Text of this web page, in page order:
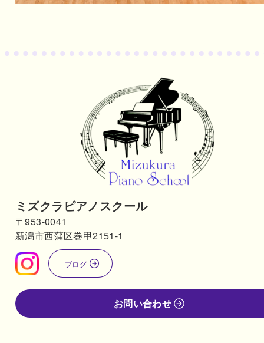
ミズクラピアノスクール
〒953-0041
新潟市西蒲区巻甲2151-1
ブログ
お問い合わせ